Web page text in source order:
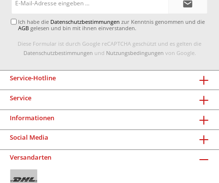
Ich habe die Datenschutzbestimmungen zur Kenntnis genommen und die
AGB gelesen und bin mit ihnen einverstanden.
Diese Formular ist durch Google reCAPTCHA geschützt und es gelten die
Datenschutzbestimmungen und Nutzungsbedingungen von Google.
Service-Hotline
Service
Informationen
Social Media
Versandarten